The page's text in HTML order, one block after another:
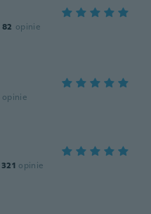
82 opinie
opinie
321 opinie